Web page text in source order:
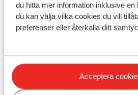
du hitta mer information inklusive
du kan välja vilka cookies du vill
preferenser eller återkalla ditt
Acceptera
I området
Precis vid pisterna
Avstånd till skidlift ca 50 m
Liftkort/Utrustning/